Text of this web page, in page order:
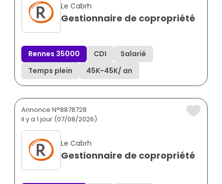
Le Cabrh
Gestionnaire de copropriété
Rennes 35000 CDI
Salarié
Temps plein
45K-45K/ an
Annonce N°8878728
il y a 1 jour (07/08/2026)
Le Cabrh
Gestionnaire de copropriété